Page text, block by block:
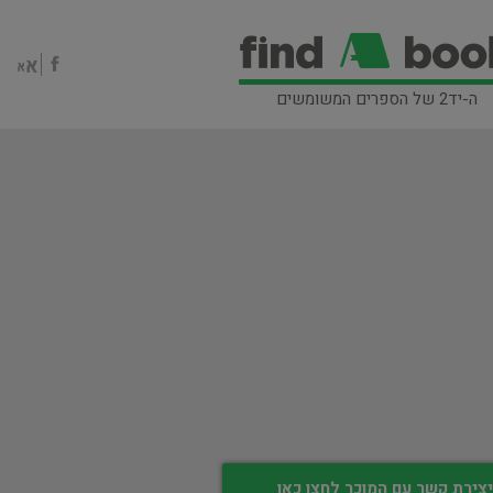
ה-יד2 של הספרים המשומשים